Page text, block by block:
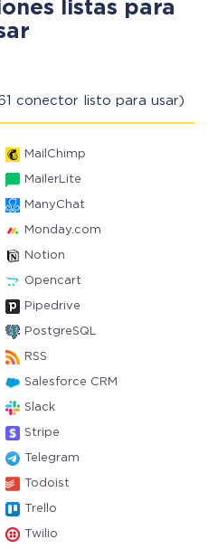
listas para
conector listo para usar)
MailChimp
MailerLite
ManyChat
Monday.com
Notion
Opencart
Pipedrive
PostgreSQL
RSS
Salesforce CRM
Slack
Stripe
Telegram
Todoist
Trello
Twilio